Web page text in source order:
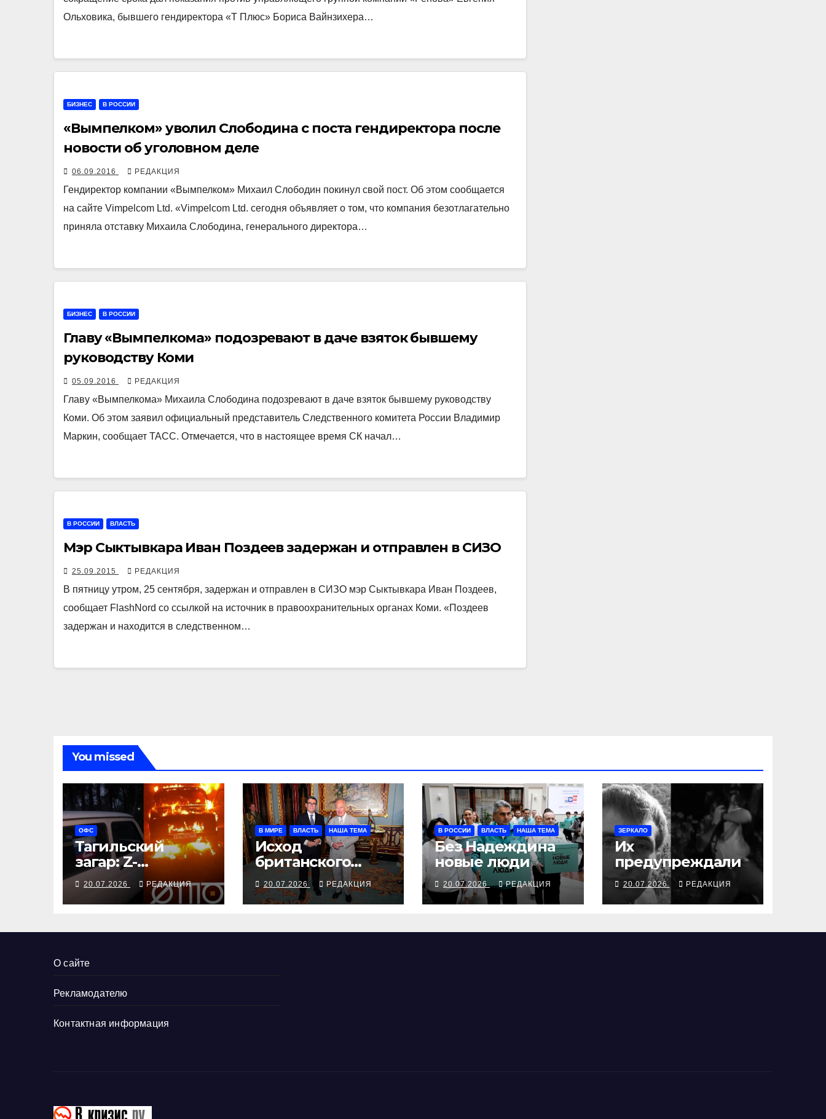
Ольховика, бывшего гендиректора «Т Плюс» Бориса Вайнзихера…
БИЗНЕС В РОССИИ
«Вымпелком» уволил Слободина с поста гендиректора после
новости об уголовном деле
06.09.2016 РЕДАКЦИЯ
Гендиректор компании «Вымпелком» Михаил Слободин покинул свой пост. Об этом сообщается
на сайте Vimpelcom Ltd. «Vimpelcom Ltd. сегодня объявляет о том, что компания безотлагательно
приняла отставку Михаила Слободина, генерального директора…
БИЗНЕС В РОССИИ
Главу «Вымпелкома» подозревают в даче взяток бывшему
руководству Коми
05.09.2016 РЕДАКЦИЯ
Главу «Вымпелкома» Михаила Слободина подозревают в даче взяток бывшему руководству
Коми. Об этом заявил официальный представитель Следственного комитета России Владимир
Маркин, сообщает ТАСС. Отмечается, что в настоящее время СК начал…
В РОССИИ ВЛАСТЬ
Мэр Сыктывкара Иван Поздеев задержан и отправлен в СИЗО
25.09.2015 РЕДАКЦИЯ
В пятницу утром, 25 сентября, задержан и отправлен в СИЗО мэр Сыктывкара Иван Поздеев,
сообщает FlashNord со ссылкой на источник в правоохранительных органах Коми. «Поздеев
задержан и находится в следственном…
You missed
ОФС
Тагильский
загар: Z-
символика на
авто стала
меткой
20.07.2026 РЕДАКЦИЯ
В МИРЕ ВЛАСТЬ НАША ТЕМА
Исход
британского
центра
20.07.2026 РЕДАКЦИЯ
В РОССИИ ВЛАСТЬ НАША ТЕМА
Без Надеждина
новые люди
20.07.2026 РЕДАКЦИЯ
ЗЕРКАЛО
Их
предупреждали
20.07.2026 РЕДАКЦИЯ
О сайте
Рекламодателю
Контактная информация